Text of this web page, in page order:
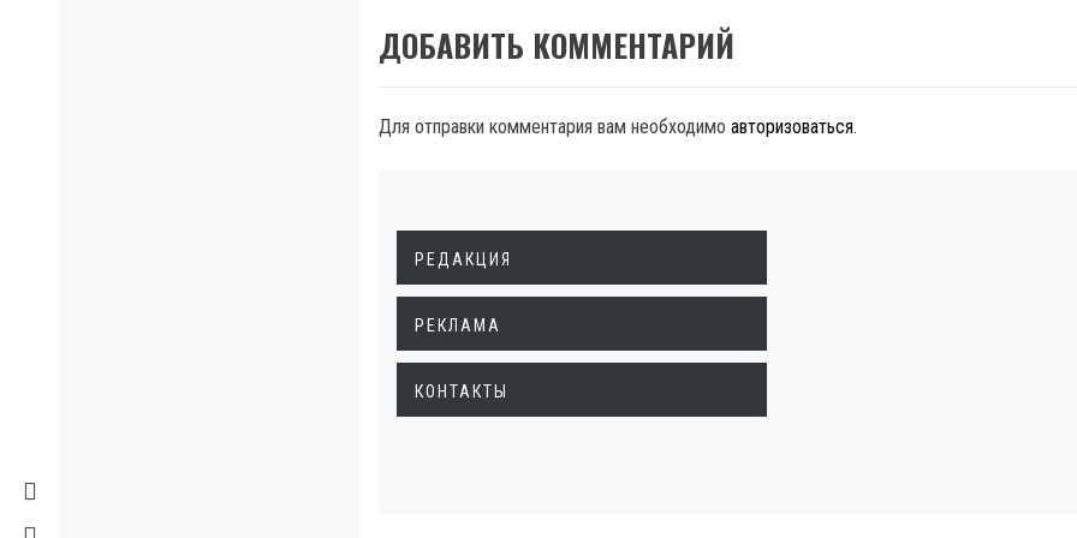
ДОБАВИТЬ КОММЕНТАРИЙ
Для отправки комментария вам необходимо авторизоваться.
РЕДАКЦИЯ
РЕКЛАМА
КОНТАКТЫ